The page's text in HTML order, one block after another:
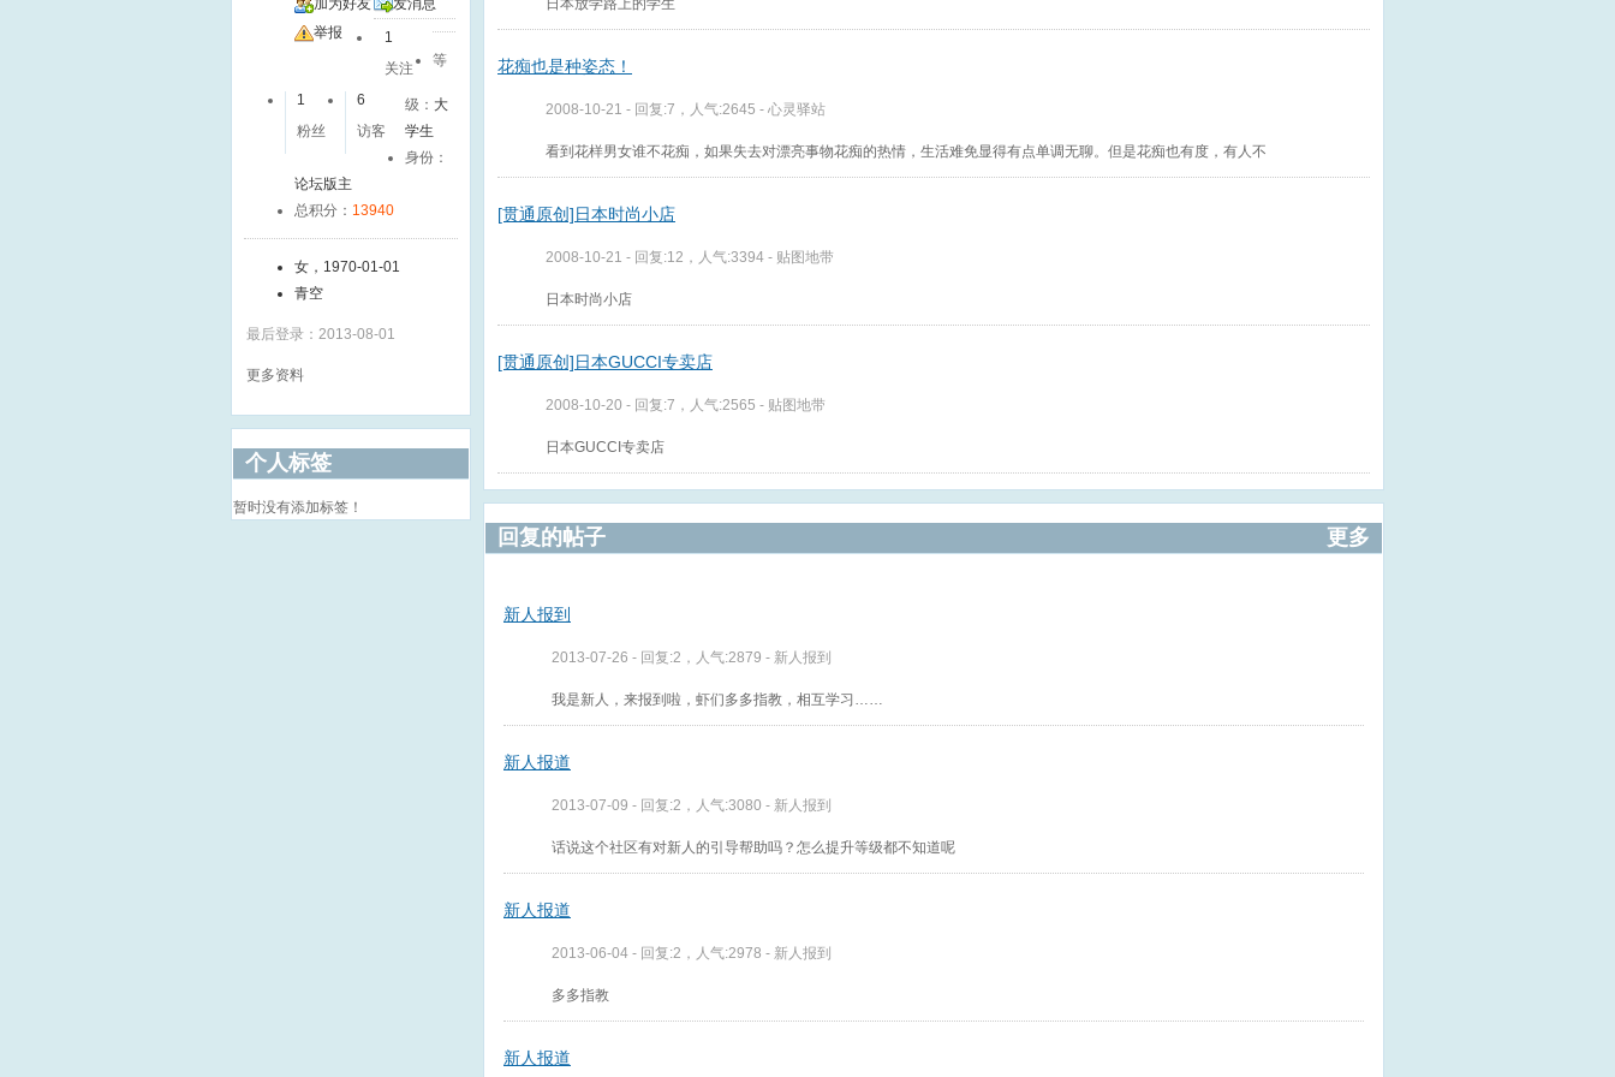
加为好友
发消息
举报
1
关注
1
粉丝
6
访客
等
级： 大
学生
身份：
论坛版主
总积分： 13940
女，1970-01-01
青空
最后登录：2013-08-01
更多资料
个人标签
暂时没有添加标签！
日本放学路上的学生
花痴也是种姿态！
2008-10-21 - 回复:7，人气:2645 - 心灵驿站
看到花样男女谁不花痴，如果失去对漂亮事物花痴的热情，生活难免显得有点单调无聊。但是花痴也有度，有人不
[贯通原创]日本时尚小店
2008-10-21 - 回复:12，人气:3394 - 贴图地带
日本时尚小店
[贯通原创]日本GUCCI专卖店
2008-10-20 - 回复:7，人气:2565 - 贴图地带
日本GUCCI专卖店
更多
回复的帖子
新人报到
2013-07-26 - 回复:2，人气:2879 - 新人报到
我是新人，来报到啦，虾们多多指教，相互学习……
新人报道
2013-07-09 - 回复:2，人气:3080 - 新人报到
话说这个社区有对新人的引导帮助吗？怎么提升等级都不知道呢
新人报道
2013-06-04 - 回复:2，人气:2978 - 新人报到
多多指教
新人报道